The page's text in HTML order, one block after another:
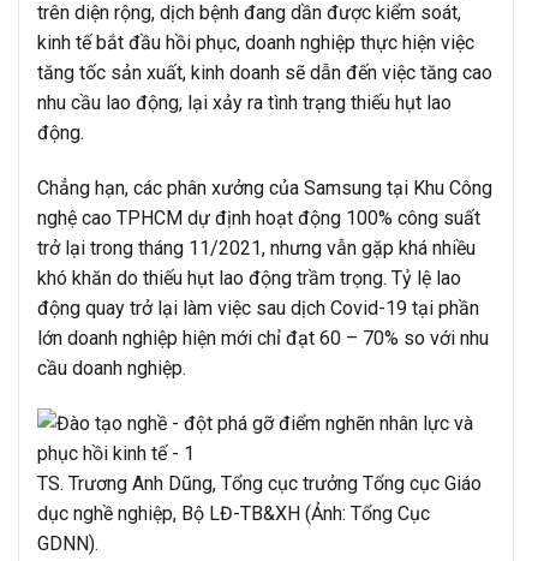
trên diện rộng, dịch bệnh đang dần được kiểm soát,
kinh tế bắt đầu hồi phục, doanh nghiệp thực hiện việc
tăng tốc sản xuất, kinh doanh sẽ dẫn đến việc tăng cao
nhu cầu lao động, lại xảy ra tình trạng thiếu hụt lao
động.
Chẳng hạn, các phân xưởng của Samsung tại Khu Công
nghệ cao TPHCM dự định hoạt động 100% công suất
trở lại trong tháng 11/2021, nhưng vẫn gặp khá nhiều
khó khăn do thiếu hụt lao động trầm trọng. Tỷ lệ lao
động quay trở lại làm việc sau dịch Covid-19 tại phần
lớn doanh nghiệp hiện mới chỉ đạt 60 – 70% so với nhu
cầu doanh nghiệp.
TS. Trương Anh Dũng, Tổng cục trưởng Tổng cục Giáo
dục nghề nghiệp, Bộ LĐ-TB&XH (Ảnh: Tổng Cục
GDNN).